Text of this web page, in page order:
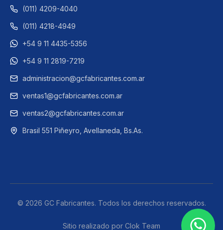
(011) 4209-4040​
(011) 4218-4949
+54 9 11 4435-5356
+54 9 11 2819-7219
administracion@gcfabricantes.com.ar
ventas1@gcfabricantes.com.ar
ventas2@gcfabricantes.com.ar
Brasil 551 Piñeyro, Avellaneda, Bs.As.
© 2026 GC Fabricantes. Todos los derechos reservados.
Sitio realizado por Clok Team